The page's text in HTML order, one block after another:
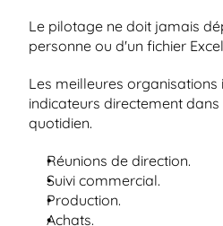
Le pilotage ne doit jamais
personne ou d'un fichier
Les meilleures organisations
indicateurs directement
quotidien.
Réunions de direction.
Suivi commercial.
Production.
Achats.